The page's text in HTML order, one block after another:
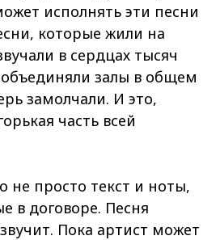
исполнять эти песни
которые жили на
в сердцах тысяч
залы в общем
замолчали. И это,
часть всей
не просто текст и ноты,
в договоре. Песня
Пока артист может